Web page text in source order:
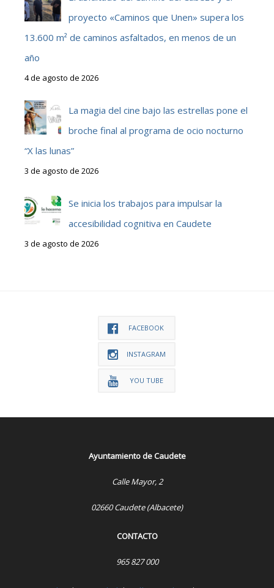
proyecto «Caminos que Unen» supera los
13.600 m² de caminos asfaltados, en menos de un
año
4 de agosto de 2026
La magia del cine bajo las estrellas pone el
broche final al programa de ocio nocturno
“X las lunas”
3 de agosto de 2026
Se inicia los trabajos para impulsar la
accesibilidad cognitiva en Caudete
3 de agosto de 2026
FACEBOOK
INSTAGRAM
YOU TUBE
Ayuntamiento de Caudete
Calle Mayor, 2
02660 Caudete (Albacete)
CONTACTO
965 827 000